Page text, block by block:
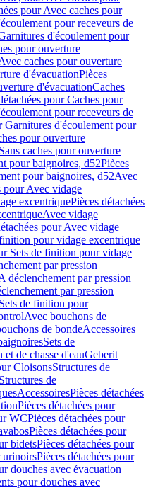
pour Avec caches pour
pour receveurs de
d'écoulement pour
pour ouverture
caches pour ouverture
d'évacuationPièces
d'évacuationCaches
pour Caches pour
pour receveurs de
Garnitures d'écoulement pour
pour ouverture
caches pour ouverture
pour baignoires, d52Pièces
pour baignoires, d52Avec
pour Avec vidage
excentriquePièces détachées
Avec vidage
pour Avec vidage
pour vidage excentrique
Sets de finition pour vidage
par pression
déclenchement par pression
par pression
de finition pour
Avec bouchons de
de bondeAccessoires
Sets de
de chasse d'eauGeberit
CloisonsStructures de
de
AccessoiresPièces détachées
Pièces détachées pour
WCPièces détachées pour
Pièces détachées pour
bidetsPièces détachées pour
urinoirsPièces détachées pour
douches avec évacuation
pour douches avec